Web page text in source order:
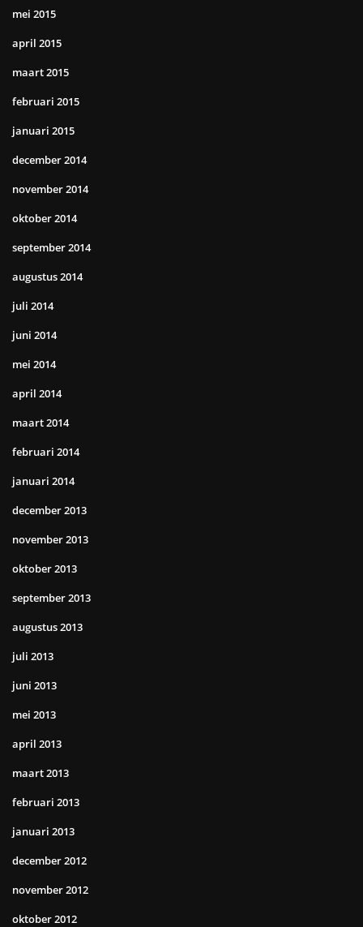
mei 2015
april 2015
maart 2015
februari 2015
januari 2015
december 2014
november 2014
oktober 2014
september 2014
augustus 2014
juli 2014
juni 2014
mei 2014
april 2014
maart 2014
februari 2014
januari 2014
december 2013
november 2013
oktober 2013
september 2013
augustus 2013
juli 2013
juni 2013
mei 2013
april 2013
maart 2013
februari 2013
januari 2013
december 2012
november 2012
oktober 2012